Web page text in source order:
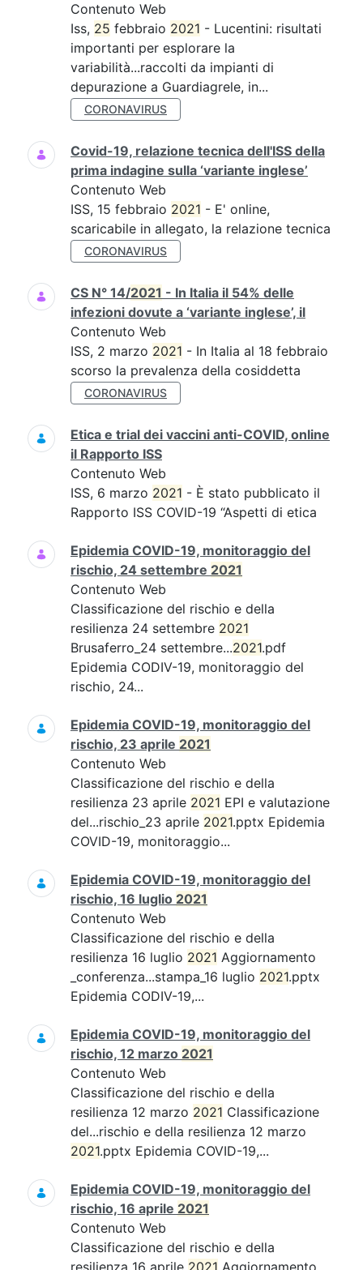
Contenuto Web
Iss, 25 febbraio 2021 - Lucentini: risultati
importanti per esplorare la
variabilità...raccolti da impianti di
depurazione a Guardiagrele, in...
CORONAVIRUS
Covid-19, relazione tecnica dell'ISS della
prima indagine sulla ‘variante inglese’
Contenuto Web
ISS, 15 febbraio 2021 - E' online,
scaricabile in allegato, la relazione tecnica
CORONAVIRUS
CS N° 14/2021 - In Italia il 54% delle
infezioni dovute a ‘variante inglese’, il
Contenuto Web
ISS, 2 marzo 2021 - In Italia al 18 febbraio
scorso la prevalenza della cosiddetta
CORONAVIRUS
Etica e trial dei vaccini anti-COVID, online
il Rapporto ISS
Contenuto Web
ISS, 6 marzo 2021 - È stato pubblicato il
Rapporto ISS COVID-19 “Aspetti di etica
Epidemia COVID-19, monitoraggio del
rischio, 24 settembre 2021
Contenuto Web
Classificazione del rischio e della
resilienza 24 settembre 2021
Brusaferro_24 settembre...2021.pdf
Epidemia CODIV-19, monitoraggio del
rischio, 24...
Epidemia COVID-19, monitoraggio del
rischio, 23 aprile 2021
Contenuto Web
Classificazione del rischio e della
resilienza 23 aprile 2021 EPI e valutazione
del...rischio_23 aprile 2021.pptx Epidemia
COVID-19, monitoraggio...
Epidemia COVID-19, monitoraggio del
rischio, 16 luglio 2021
Contenuto Web
Classificazione del rischio e della
resilienza 16 luglio 2021 Aggiornamento
_conferenza...stampa_16 luglio 2021.pptx
Epidemia CODIV-19,...
Epidemia COVID-19, monitoraggio del
rischio, 12 marzo 2021
Contenuto Web
Classificazione del rischio e della
resilienza 12 marzo 2021 Classificazione
del...rischio e della resilienza 12 marzo
2021.pptx Epidemia COVID-19,...
Epidemia COVID-19, monitoraggio del
rischio, 16 aprile 2021
Contenuto Web
Classificazione del rischio e della
resilienza 16 aprile 2021 Aggiornamento